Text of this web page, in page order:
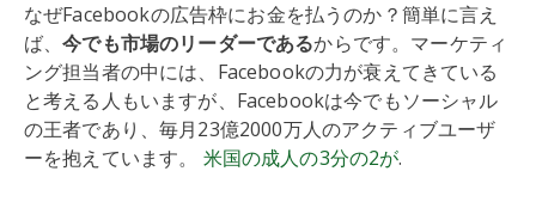
なぜFacebookの広告枠にお金を払うのか？簡単に言え
ば、今でも市場のリーダーであるからです。マーケティ
ング担当者の中には、Facebookの力が衰えてきている
と考える人もいますが、Facebookは今でもソーシャル
の王者であり、毎月23億2000万人のアクティブユーザ
ーを抱えています。 米国の成人の3分の2が.